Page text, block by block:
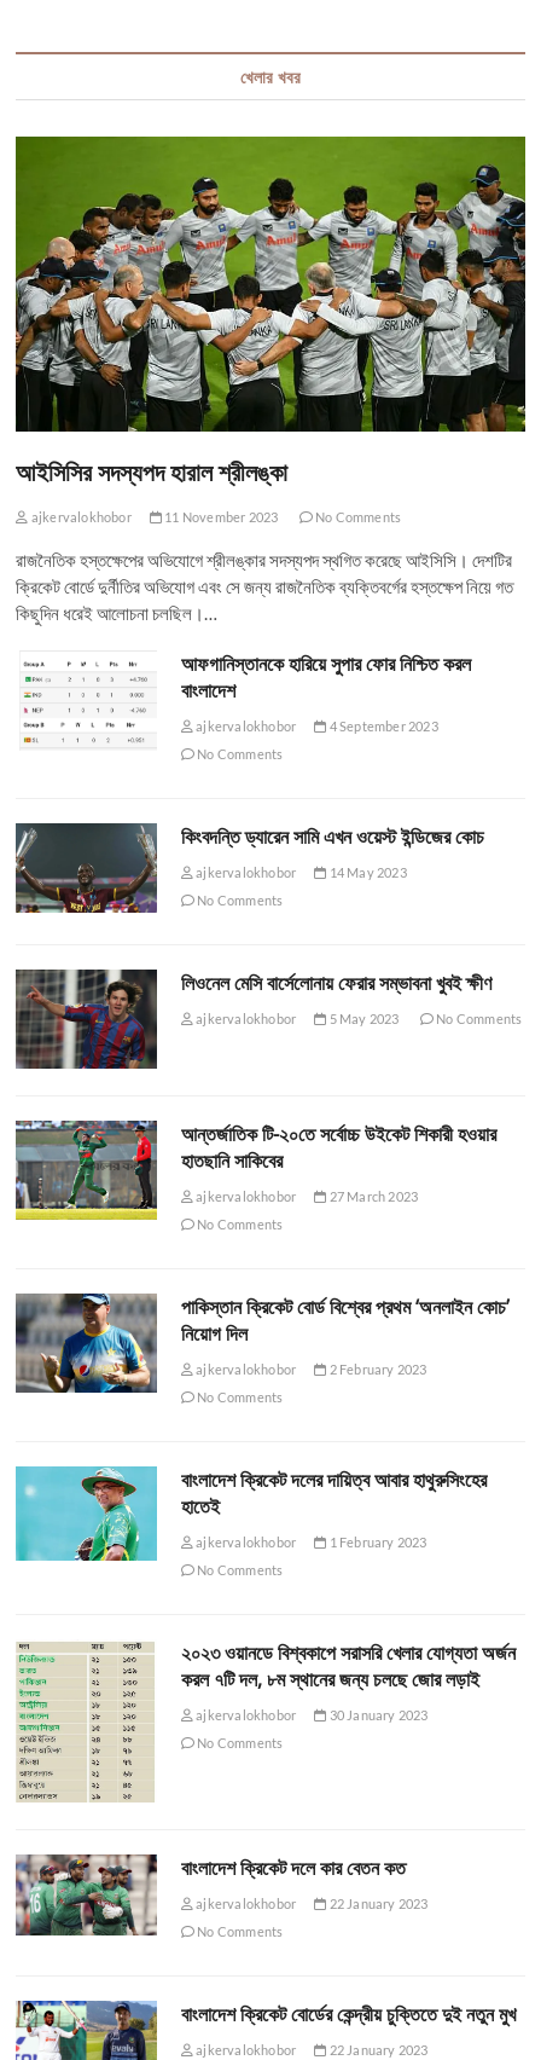
খেলার খবর
আইসিসির সদস্যপদ হারাল শ্রীলঙ্কা
ajkervalokhobor 11 November 2023 No Comments
রাজনৈতিক হস্তক্ষেপের অভিযোগে শ্রীলঙ্কার সদস্যপদ স্থগিত করেছে আইসিসি। দেশটির
ক্রিকেট বোর্ডে দুর্নীতির অভিযোগ এবং সে জন্য রাজনৈতিক ব্যক্তিবর্গের হস্তক্ষেপ নিয়ে গত
কিছুদিন ধরেই আলোচনা চলছিল।…
আফগানিস্তানকে হারিয়ে সুপার ফোর নিশ্চিত করল
বাংলাদেশ
ajkervalokhobor
4 September 2023
No Comments
কিংবদন্তি ড্যারেন সামি এখন ওয়েস্ট ইন্ডিজের কোচ
ajkervalokhobor
14 May 2023
No Comments
লিওনেল মেসি বার্সেলোনায় ফেরার সম্ভাবনা খুবই ক্ষীণ
ajkervalokhobor 5 May 2023 No Comments
আন্তর্জাতিক টি-২০তে সর্বোচ্চ উইকেট শিকারী হওয়ার
হাতছানি সাকিবের
ajkervalokhobor
27 March 2023
No Comments
পাকিস্তান ক্রিকেট বোর্ড বিশ্বের প্রথম ‘অনলাইন কোচ’
নিয়োগ দিল
ajkervalokhobor
2 February 2023
No Comments
বাংলাদেশ ক্রিকেট দলের দায়িত্ব আবার হাথুরুসিংহের
হাতেই
ajkervalokhobor
1 February 2023
No Comments
২০২৩ ওয়ানডে বিশ্বকাপে সরাসরি খেলার যোগ্যতা অর্জন
করল ৭টি দল, ৮ম স্থানের জন্য চলছে জোর লড়াই
ajkervalokhobor
30 January 2023
No Comments
বাংলাদেশ ক্রিকেট দলে কার বেতন কত
ajkervalokhobor
22 January 2023
No Comments
বাংলাদেশ ক্রিকেট বোর্ডের কেন্দ্রীয় চুক্তিতে দুই নতুন মুখ
ajkervalokhobor
22 January 2023